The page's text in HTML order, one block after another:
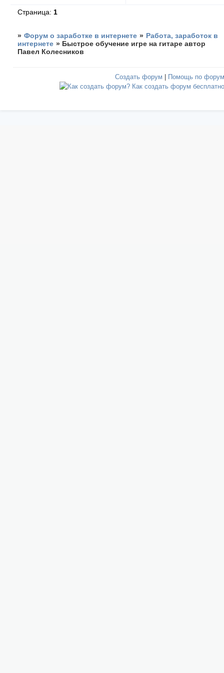
Страница: 1
» Форум о заработке в интернете » Работа, заработок в
интернете » Быстрое обучение игре на гитаре автор
Павел Колесников
Создать форум Помощь по